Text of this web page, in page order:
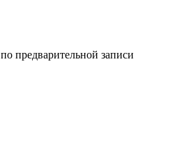
по предварительной записи